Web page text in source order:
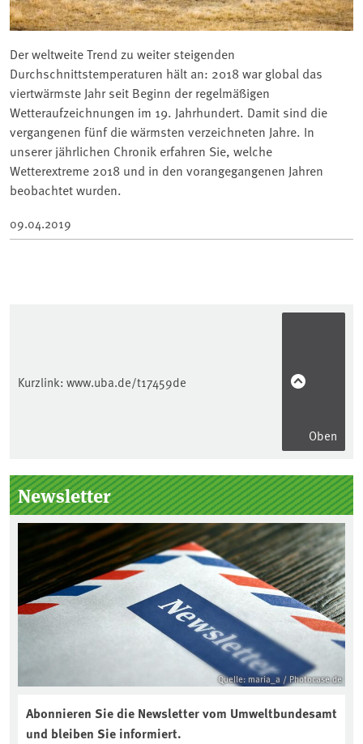
Der weltweite Trend zu weiter steigenden
Durchschnittstemperaturen hält an: 2018 war global das
viertwärmste Jahr seit Beginn der regelmäßigen
Wetteraufzeichnungen im 19. Jahrhundert. Damit sind die
vergangenen fünf die wärmsten verzeichneten Jahre. In
unserer jährlichen Chronik erfahren Sie, welche
Wetterextreme 2018 und in den vorangegangenen Jahren
beobachtet wurden.
09.04.2019
Kurzlink: www.uba.de/t17459de
Oben
Seitenleiste
Newsletter
Quelle: maria_a / Photocase.de
Abonnieren Sie die Newsletter vom Umweltbundesamt
und bleiben Sie informiert.